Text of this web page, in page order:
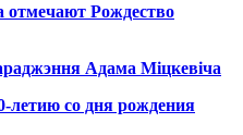
отмечают Рождество
Адама Міцкевіча
летию со дня рождения